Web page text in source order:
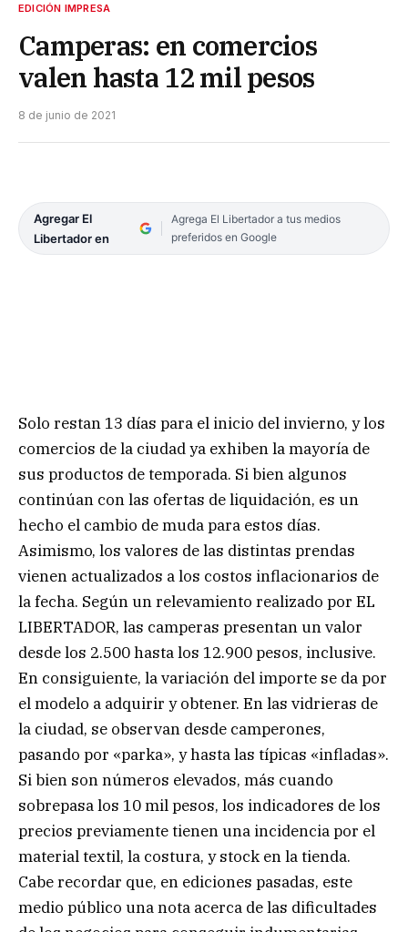
EDICIÓN IMPRESA
Camperas: en comercios
valen hasta 12 mil pesos
8 de junio de 2021
Agregar El
Libertador en
Agrega El Libertador a tus medios
preferidos en Google
Solo restan 13 días para el inicio del invierno, y los
comercios de la ciudad ya exhiben la mayoría de
sus productos de temporada. Si bien algunos
continúan con las ofertas de liquidación, es un
hecho el cambio de muda para estos días.
Asimismo, los valores de las distintas prendas
vienen actualizados a los costos inflacionarios de
la fecha. Según un relevamiento realizado por EL
LIBERTADOR, las camperas presentan un valor
desde los 2.500 hasta los 12.900 pesos, inclusive.
En consiguiente, la variación del importe se da por
el modelo a adquirir y obtener. En las vidrieras de
la ciudad, se observan desde camperones,
pasando por «parka», y hasta las típicas «infladas».
Si bien son números elevados, más cuando
sobrepasa los 10 mil pesos, los indicadores de los
precios previamente tienen una incidencia por el
material textil, la costura, y stock en la tienda.
Cabe recordar que, en ediciones pasadas, este
medio público una nota acerca de las dificultades